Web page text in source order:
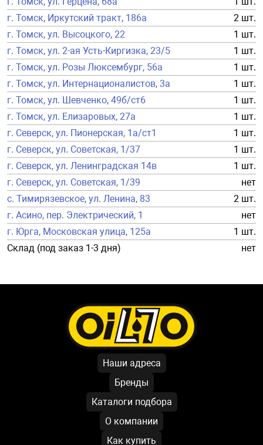
г. Томск, Иркутский тракт, 186а
2 шт.
г. Томск, ул. Высоцкого, 22
1 шт.
г. Томск, ул. 2-ая Усть-Киргизка, 23/5
1 шт.
г. Томск, ул. Розы Люксембург, 56а
1 шт.
г. Томск, ул. Интернационалистов, 3а
1 шт.
г. Томск, ул. Шевченко, 49б/ст6
1 шт.
г. Томск, ул. Елизаровых, 27а
1 шт.
г. Северск, ул. Пионерская, 1а/ст1
1 шт.
г. Северск, ул. Советская, 1/37
1 шт.
г. Северск, ул. Ленинградская 14в
1 шт.
г. Северск, ул. Советская, 1/39
нет
с. Тимирязевское, ул. Ленина, 83
2 шт.
г. Асино, пер. Электрический, 1
нет
г. Юрга, Московская улица, 125а
1 шт.
Склад (под заказ 1-3 дня)
нет
Наши адреса
Бренды
Каталоги подбора
О компании
Как купить